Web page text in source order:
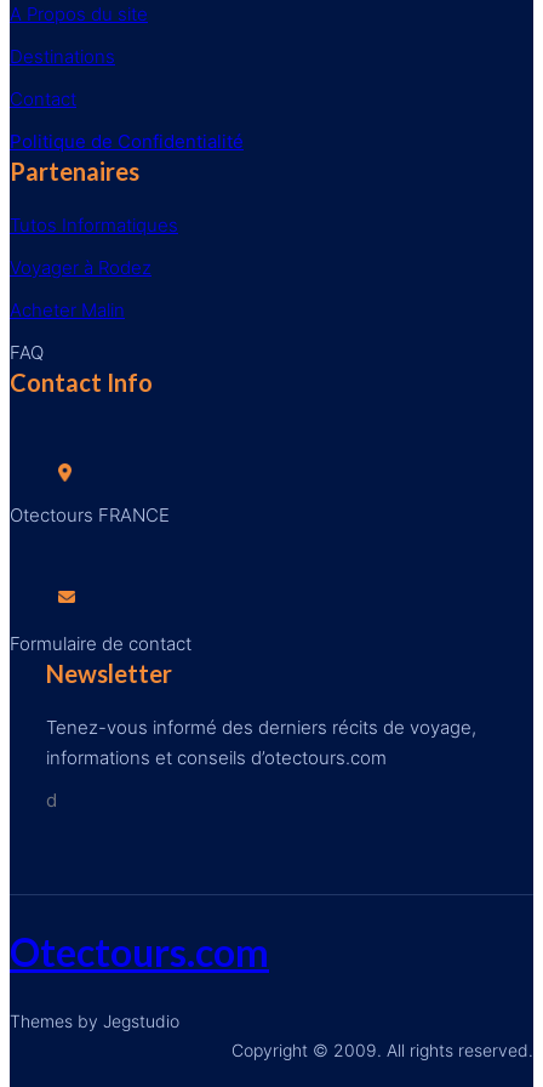
A Propos du site
Destinations
Contact
Politique de Confidentialité
Partenaires
Tutos Informatiques
Voyager à Rodez
Acheter Malin
FAQ
Contact Info
Otectours FRANCE
Formulaire de contact
Newsletter
Tenez-vous informé des derniers récits de voyage,
informations et conseils d’otectours.com
d
Otectours.com
Themes by Jegstudio
Copyright © 2009. All rights reserved.